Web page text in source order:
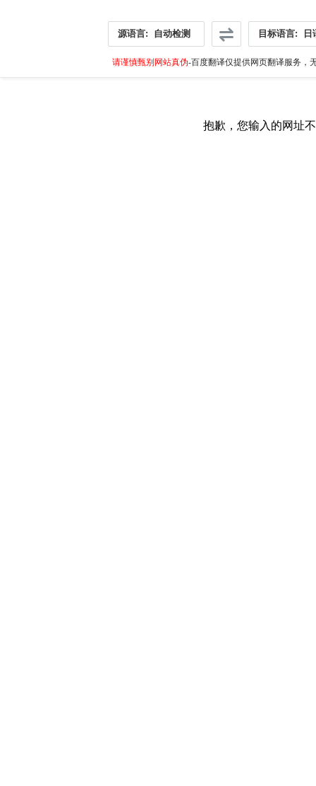
源语言: 自动检测 目标语言: 日
请谨慎甄别网站真伪-百度翻译仅提供网页翻译服务，